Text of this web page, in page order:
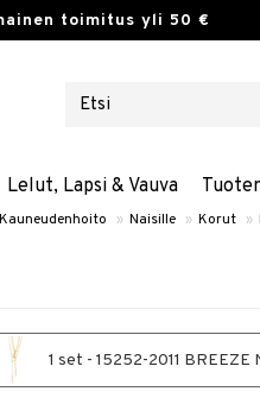
toimitus yli 50 €
Lelut, Lapsi & Vauva
Kauneudenhoito » Naisille » Korut »
1 set - 15252-2011 BREEZE